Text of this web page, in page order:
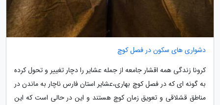
دشواری های سکون در فصل کوچ
کرونا زندگی همه اقشار جامعه از جمله عشایر را دچار تغییر و تحول کرده
به گونه ای که در فصل کوچ بهاری،عشایر استان فارس ناچار به ماندن در
مناطق قشلاقی و تعویق زمان کوچ هستند و این در حالی است که این